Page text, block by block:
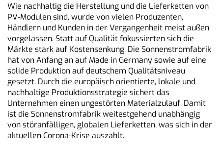
Wie nachhaltig die Herstellung und die Lieferketten von
PV-Modulen sind, wurde von vielen Produzenten,
Händlern und Kunden in der Vergangenheit meist außen
vorgelassen. Statt auf Qualität fokussierten sich die
Märkte stark auf Kostensenkung. Die Sonnenstromfabrik
hat von Anfang an auf Made in Germany sowie auf eine
solide Produktion auf deutschem Qualitätsniveau
gesetzt. Durch die europäisch orientierte, lokale und
nachhaltige Produktionsstrategie sichert das
Unternehmen einen ungestörten Materialzulauf. Damit
ist die Sonnenstromfabrik weitestgehend unabhängig
von störanfälligen, globalen Lieferketten, was sich in der
aktuellen Corona-Krise auszahlt.